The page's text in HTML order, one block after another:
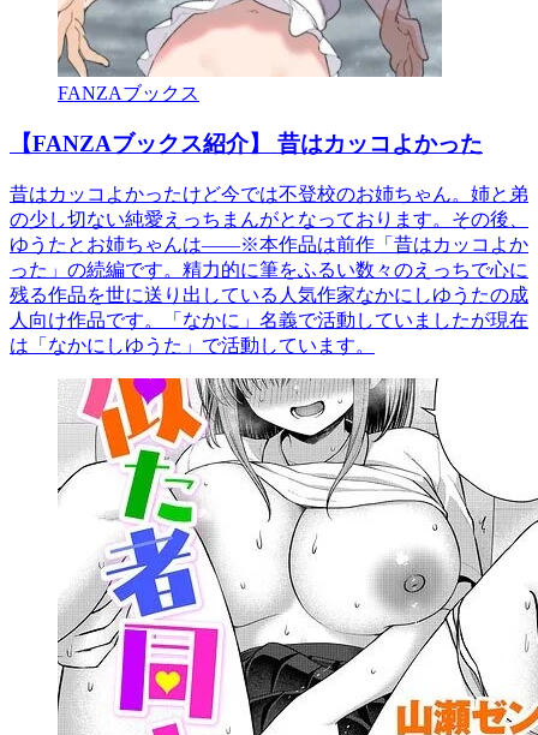
FANZAブックス
【FANZAブックス紹介】 昔はカッコよかった
昔はカッコよかったけど今では不登校のお姉ちゃん。姉と弟
の少し切ない純愛えっちまんがとなっております。その後、
ゆうたとお姉ちゃんは――※本作品は前作「昔はカッコよか
った」の続編です。精力的に筆をふるい数々のえっちで心に
残る作品を世に送り出している人気作家なかにしゆうたの成
人向け作品です。「なかに」名義で活動していましたが現在
は「なかにしゆうた」で活動しています。